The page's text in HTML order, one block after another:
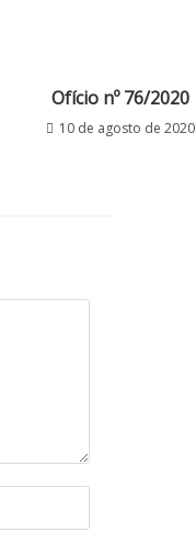
Ofício nº 76/2020
10 de agosto de 2020